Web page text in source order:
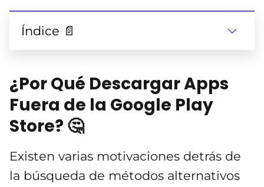
Índice 📄
¿Por Qué Descargar Apps
Fuera de la Google Play
Store? 🤔
Existen varias motivaciones detrás de
la búsqueda de métodos alternativos